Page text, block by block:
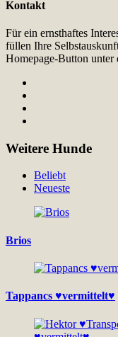
Kontakt
Für ein ernsthaftes
füllen Ihre
Homepage-Button unter
Weitere Hunde
Beliebt
Neueste
Brios
Tappancs ♥vermittelt♥